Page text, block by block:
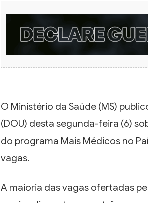
O Ministério da Saúde (MS)
(DOU) desta segunda-feira (6)
do programa Mais Médicos no
vagas.
A maioria das vagas ofertadas